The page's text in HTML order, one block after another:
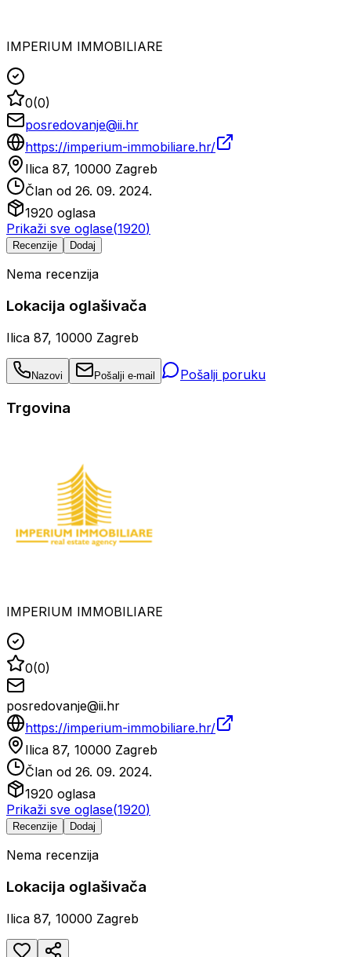
IMPERIUM IMMOBILIARE
0(0)
posredovanje@ii.hr
https://imperium-immobiliare.hr/
Ilica 87, 10000 Zagreb
Član od 26. 09. 2024.
1920 oglasa
Prikaži sve oglase(1920)
Recenzije Dodaj
Nema recenzija
Lokacija oglašivača
Ilica 87, 10000 Zagreb
Nazovi Pošalji e-mail Pošalji poruku
Trgovina
IMPERIUM IMMOBILIARE
0(0)
posredovanje@ii.hr
https://imperium-immobiliare.hr/
Ilica 87, 10000 Zagreb
Član od 26. 09. 2024.
1920 oglasa
Prikaži sve oglase(1920)
Recenzije Dodaj
Nema recenzija
Lokacija oglašivača
Ilica 87, 10000 Zagreb